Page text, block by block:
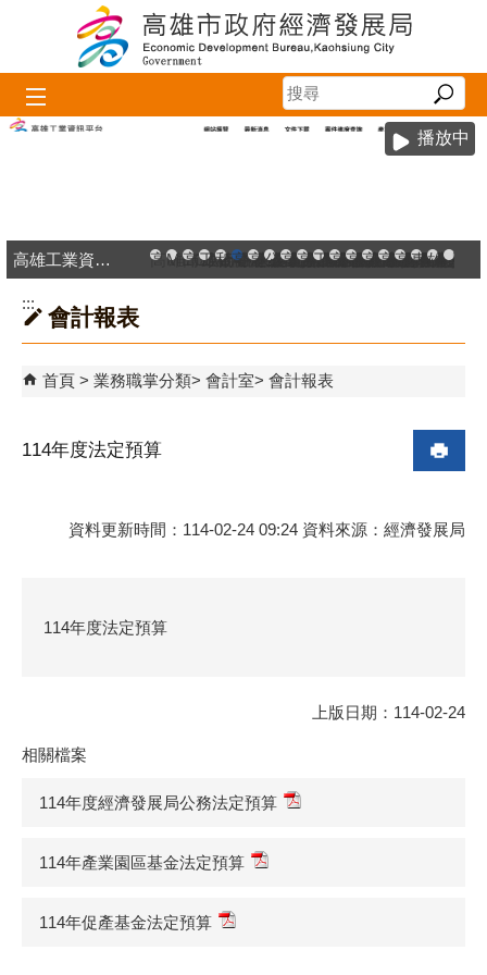
跳到主要內容區塊
播放中
高雄市政府中小企業升級輔導網站
MEGABAY大港創艦
高雄金融科技創新園區
工廠登記線上申辦系統
和發產業園區
高雄工業資訊平台
高雄本洲產業園區服務中心
公司、商業登記主題網
高雄市友善商家
高雄市政府經濟發展局-
工業管線防災教育資
高雄市綠能管理資
高雄市綠能管理
高雄淨零商轉
高雄招商網
高雄會展網
專刊『雄
雄心高
「我
高雄工業資訊平台
:::
會計報表
首頁 業務職掌分類 會計室 會計報表
114年度法定預算
資料更新時間：114-02-24 09:24 資料來源：經濟發展局
114年度法定預算
上版日期：114-02-24
相關檔案
114年度經濟發展局公務法定預算
114年產業園區基金法定預算
114年促產基金法定預算